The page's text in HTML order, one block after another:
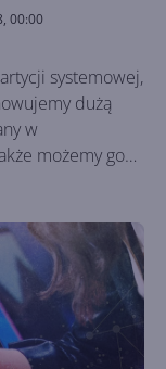
00:00
dużą
w
możemy go
awarii.